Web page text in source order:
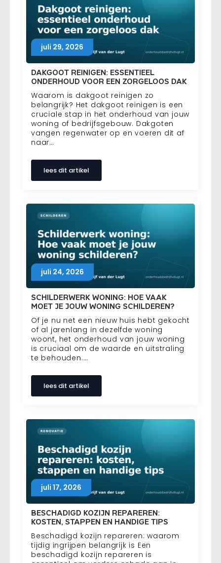
DAKGOOT REINIGEN: ESSENTIEEL
ONDERHOUD VOOR EEN ZORGELOOS DAK
juli 29, 2026
Waarom is dakgoot reinigen zo
belangrijk? Het dakgoot reinigen is een
cruciale stap in het onderhoud van jouw
woning of bedrijfsgebouw. Dakgoten
vangen regenwater op en voeren dit af
naar…
lees dit artikel
SCHILDERWERK WONING: HOE VAAK
MOET JE JOUW WONING SCHILDEREN?
juli 24, 2026
Of je nu net een nieuw huis hebt gekocht
of al jarenlang in dezelfde woning
woont, het onderhoud van jouw woning
is cruciaal om de waarde en uitstraling
te behouden.…
lees dit artikel
BESCHADIGD KOZIJN REPAREREN:
KOSTEN, STAPPEN EN HANDIGE TIPS
juli 17, 2026
Beschadigd kozijn repareren: waarom
tijdig ingrijpen belangrijk is Een
beschadigd kozijn repareren is